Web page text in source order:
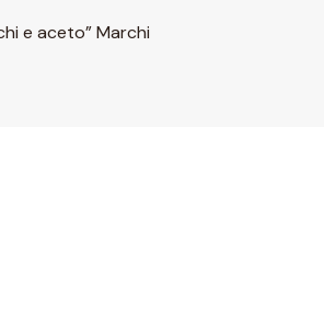
e aceto” Marchi